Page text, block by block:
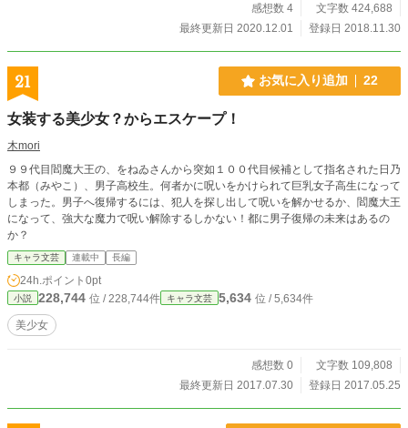
感想数 4
文字数 424,688
最終更新日 2020.12.01
登録日 2018.11.30
21 お気に入り追加 22
女装する美少女？からエスケープ！
木mori
９９代目閻魔大王の、をねゐさんから突如１００代目候補として指名された日乃
本都（みやこ）、男子高校生。何者かに呪いをかけられて巨乳女子高生になって
しまった。男子へ復帰するには、犯人を探し出して呪いを解かせるか、閻魔大王
になって、強大な魔力で呪い解除するしかない！都に男子復帰の未来はあるの
か？
キャラ文芸 連載中 長編
24h.ポイント 0pt
小説 228,744 位 / 228,744件 キャラ文芸 5,634 位 / 5,634件
美少女
感想数 0
文字数 109,808
最終更新日 2017.07.30
登録日 2017.05.25